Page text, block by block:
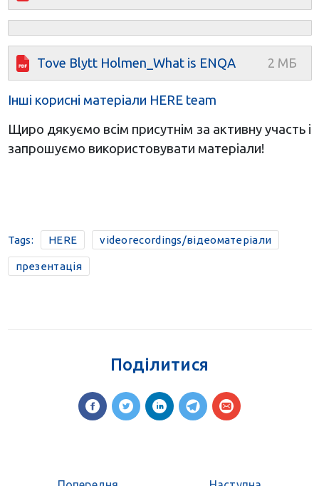
Tove Blytt Holmen_What is ENQA
Інші корисні матеріали HERE team
Щиро дякуємо всім присутнім за активну участь і
запрошуємо використовувати матеріали!
Tags: HERE videorecordings/відеоматеріали
презентація
Поділитися